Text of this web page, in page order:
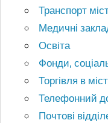
Транспорт
Медичні
Освіта
Фонди,
Торгівля в
Телефонний
Почтові